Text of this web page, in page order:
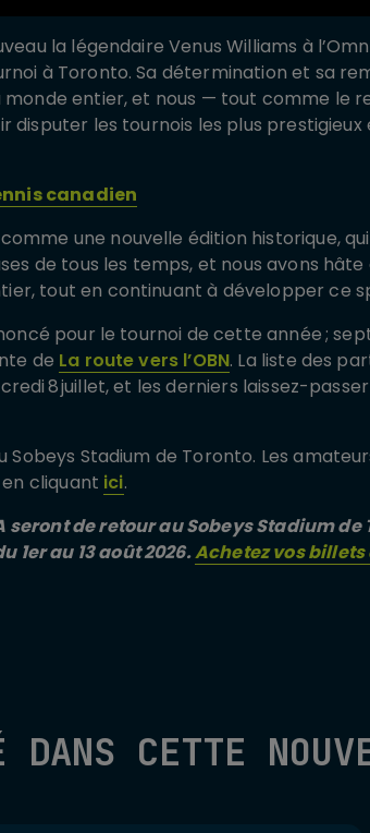
la légendaire Venus Williams à
à Toronto. Sa détermination et sa
entier, et nous — tout comme le
disputer les tournois les plus prestigieux
canadien
une nouvelle édition historique,
de tous les temps, et nous avons
tout en continuant à développer ce
pour le tournoi de cette année ;
de La route vers l’OBN. La liste des
8 juillet, et les derniers laissez-
Sobeys Stadium de Toronto. Les
cliquant ici.
seront de retour au Sobeys Stadium de
1er au 13 août 2026.Achetez vos
DANS CETTE